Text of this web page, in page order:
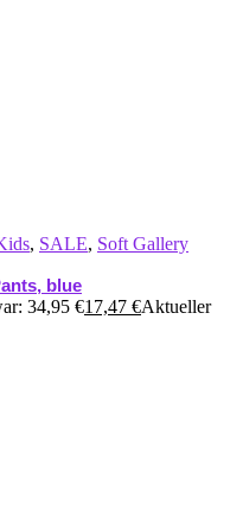
, SALE, Soft Gallery
blue
34,95 €17,47 €Aktueller